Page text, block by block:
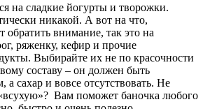
на сладкие йогурты и творожки.
никакой. А вот на что,
обратить внимание, так это на
ряженку, кефир и прочие
Выбирайте их не по красочности
составу – он должен быть
а сахар и вовсе отсутствовать. Не
Вам поможет баночка любого